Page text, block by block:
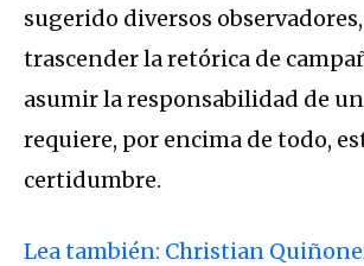
sugerido diversos
trascender la retórica de
asumir la responsabilidad de
requiere, por encima de todo,
certidumbre.
Lea también: Christian